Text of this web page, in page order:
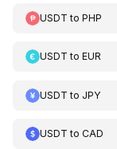
USDT to PHP
USDT to EUR
USDT to JPY
USDT to CAD